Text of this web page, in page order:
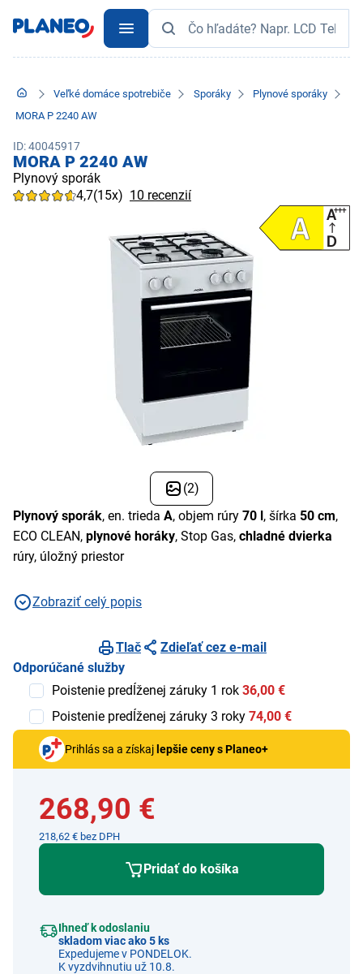
Veľké domáce spotrebiče Sporáky
Plynové sporáky
MORA P 2240 AW
ID: 40045917
MORA P 2240 AW
Plynový sporák
4,7(15x) 10 recenzií
(2)
Plynový sporák, en. trieda A, objem rúry 70 l, šírka 50 cm,
ECO CLEAN, plynové horáky, Stop Gas, chladné dvierka
rúry, úložný priestor
Zobraziť celý popis
Tlač
Zdieľať cez e-mail
Odporúčané služby
Poistenie predĺženej záruky 1 rok 36,00 €
Poistenie predĺženej záruky 3 roky 74,00 €
Prihlás sa a získaj lepšie ceny s Planeo+
268,90 €
218,62 € bez DPH
Pridať do košíka
Ihneď k odoslaniu
skladom viac ako 5 ks
Expedujeme v PONDELOK.
K vyzdvihnutiu už 10.8.